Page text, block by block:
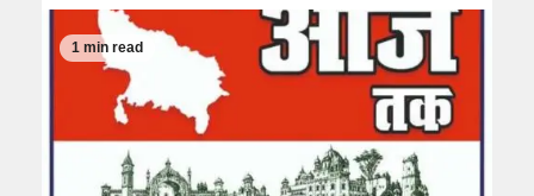
1 min read